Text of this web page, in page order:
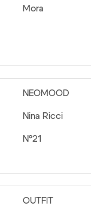
Mora
NEOMOOD
Nina Ricci
N°21
OUTFIT